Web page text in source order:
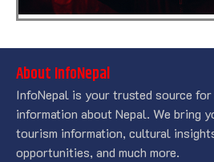
About InfoNepal
InfoNepal is your trusted source for
information about Nepal. We bring
tourism information, cultural
opportunities, and much more.